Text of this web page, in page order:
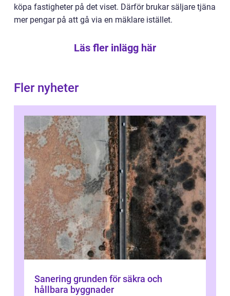
köpa fastigheter på det viset. Därför brukar säljare tjäna
mer pengar på att gå via en mäklare istället.
Läs fler inlägg här
Fler nyheter
Sanering grunden för säkra och
hållbara byggnader